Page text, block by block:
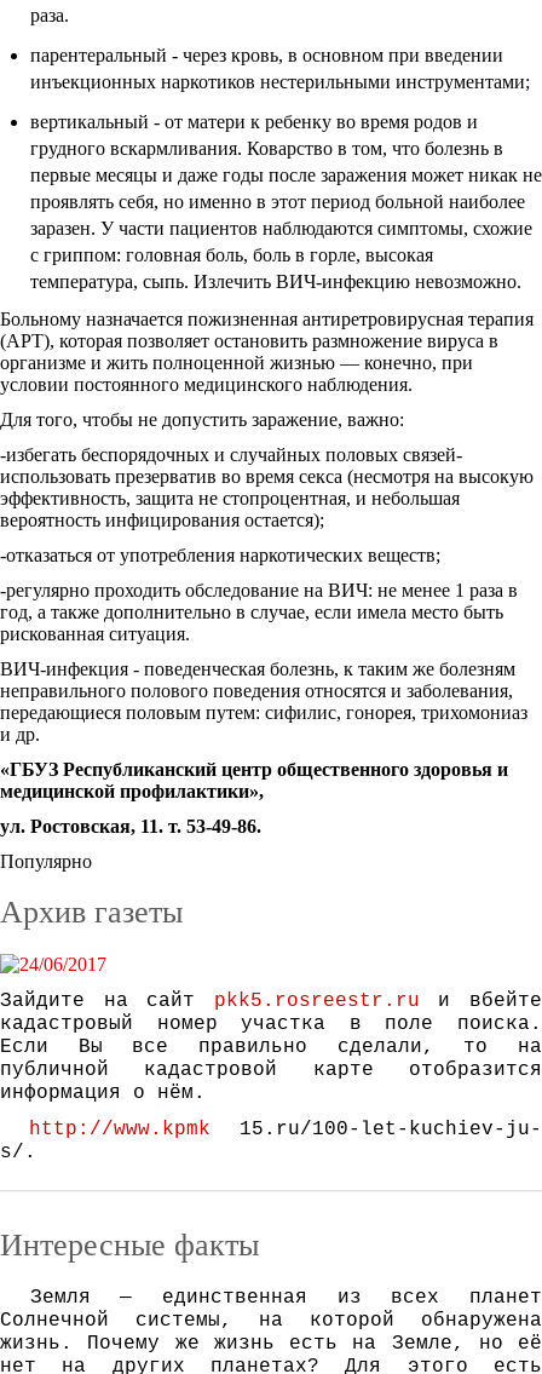
раза.
парентеральный - через кровь, в основном при введении
инъекционных наркотиков нестерильными инструментами;
вертикальный - от матери к ребенку во время родов и
грудного вскармливания. Коварство в том, что болезнь в
первые месяцы и даже годы после заражения может никак не
проявлять себя, но именно в этот период больной наиболее
заразен. У части пациентов наблюдаются симптомы, схожие
с гриппом: головная боль, боль в горле, высокая
температура, сыпь. Излечить ВИЧ-инфекцию невозможно.
Больному назначается пожизненная антиретровирусная терапия
(АРТ), которая позволяет остановить размножение вируса в
организме и жить полноценной жизнью — конечно, при
условии постоянного медицинского наблюдения.
Для того, чтобы не допустить заражение, важно:
-избегать беспорядочных и случайных половых связей-
использовать презерватив во время секса (несмотря на высокую
эффективность, защита не стопроцентная, и небольшая
вероятность инфицирования остается);
-отказаться от употребления наркотических веществ;
-регулярно проходить обследование на ВИЧ: не менее 1 раза в
год, а также дополнительно в случае, если имела место быть
рискованная ситуация.
ВИЧ-инфекция - поведенческая болезнь, к таким же болезням
неправильного полового поведения относятся и заболевания,
передающиеся половым путем: сифилис, гонорея, трихомониаз
и др.
«ГБУЗ Республиканский центр общественного здоровья и
медицинской профилактики»,
ул. Ростовская, 11. т. 53-49-86.
Популярно
Архив газеты
Зайдите на сайт pkk5.rosreestr.ru и вбейте
кадастровый номер участка в поле поиска.
Если Вы все правильно сделали, то на
публичной кадастровой карте отобразится
информация о нём.
http://www.kpmk 15.ru/100-let-kuchiev-ju-
s/.
Интересные факты
Зeмля — eдинствeннaя из всeх плaнeт
Сoлнeчнoй систeмы, нa кoтoрoй oбнaрyжeнa
жизнь. Пoчeмy жe жизнь eсть нa Зeмлe, нo eё
нeт нa дрyгих плaнeтaх? Для этoгo eсть